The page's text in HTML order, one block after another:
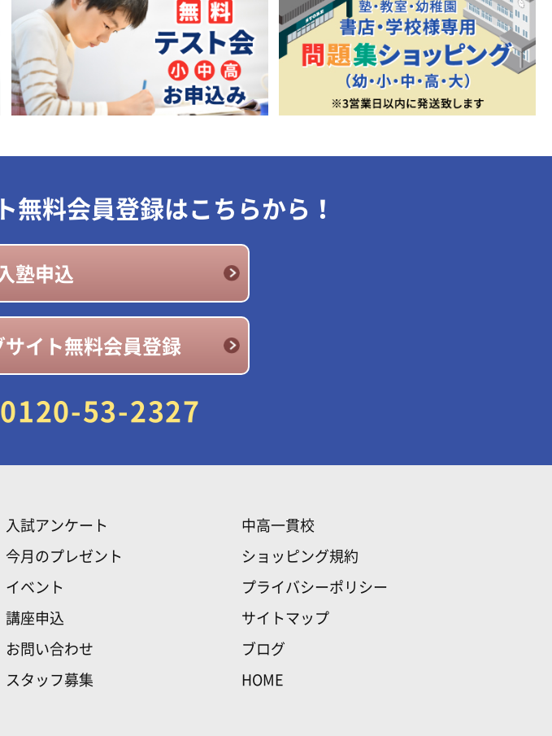
料会員登録はこちらから！
塾申込
イト無料会員登録
0120-53-2327
入試アンケート
今月のプレゼント
イベント
講座申込
お問い合わせ
スタッフ募集
中高一貫校
ショッピング規約
プライバシーポリシー
サイトマップ
ブログ
HOME